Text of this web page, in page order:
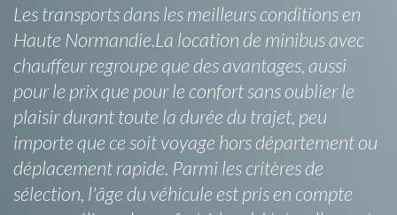
Les transports dans les meilleurs conditions en
Haute Normandie.La location de minibus avec
chauffeur regroupe que des avantages, aussi
pour le prix que pour le confort sans oublier le
plaisir durant toute la durée du trajet, peu
importe que ce soit voyage hors département ou
déplacement rapide. Parmi les critères de
sélection, l'âge du véhicule est pris en compte